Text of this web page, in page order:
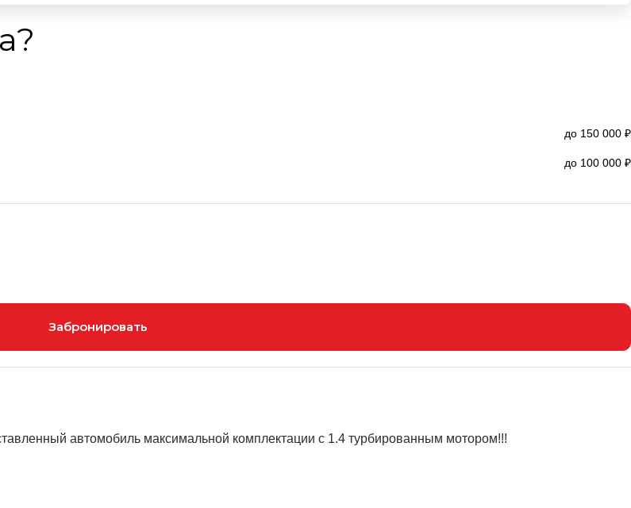
до 150 000 ₽
до 100 000 ₽
Забронировать
aвтомoбиль максимальной комплектации с 1.4 турбированным мoтoром!!!